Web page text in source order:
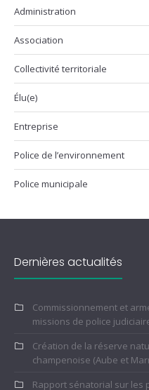
Administration
Association
Collectivité territoriale
Élu(e)
Entreprise
Police de l’environnement
Police municipale
Dernières actualités
Commissionnement et
missions de police
Création de la réserve
champenoise (Aube et
Rapport sénatorial sur les